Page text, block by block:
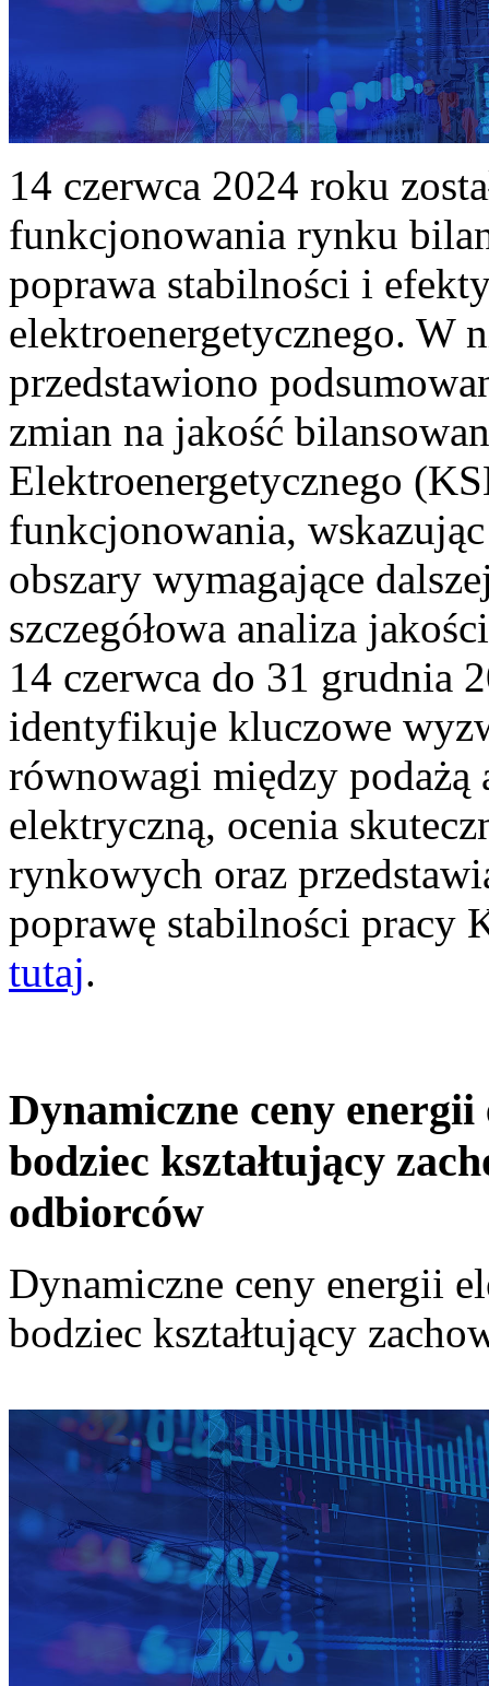
14 czerwca 2024 roku
funkcjonowania rynku
poprawa stabilności i
elektroenergetycznego. W
przedstawiono
zmian na jakość
Elektroenergetycznego
funkcjonowania,
obszary wymagające
szczegółowa analiza
14 czerwca do 31 grudnia
identyfikuje kluczowe
równowagi między podażą
elektryczną, ocenia
rynkowych oraz
poprawę stabilności pracy
tutaj.
Dynamiczne ceny
bodziec kształtujący
odbiorców
Dynamiczne ceny energii
bodziec kształtujący